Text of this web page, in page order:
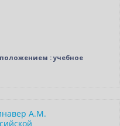
: учебное